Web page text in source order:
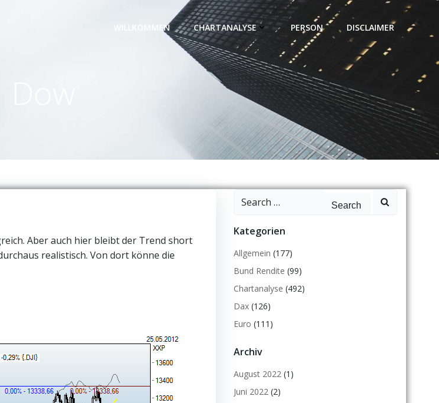
WILLKOMMEN CHARTANALYSE PERSON DISCLAIMER
Aber auch hier bleibt der Trend short
realistisch. Von dort könne die
Search
Kategorien
Allgemein (177)
Bund Rendite (99)
Chartanalyse (492)
Dax (126)
Euro (111)
Archiv
August 2022 (1)
Juni 2022 (2)